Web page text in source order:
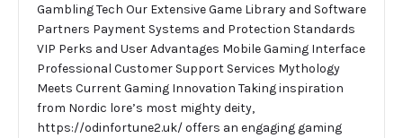
Gambling Tech Our Extensive Game Library and Software
Partners Payment Systems and Protection Standards
VIP Perks and User Advantages Mobile Gaming Interface
Professional Customer Support Services Mythology
Meets Current Gaming Innovation Taking inspiration
from Nordic lore’s most mighty deity,
https://odinfortune2.uk/ offers an engaging gaming